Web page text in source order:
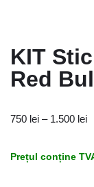
KIT
Red
750 lei – 1.500 lei
Prețul conține